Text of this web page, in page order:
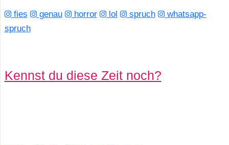
t
e
fies genau horror lol spruch
whatsapp-
spruch
Kennst du diese Zeit noch?